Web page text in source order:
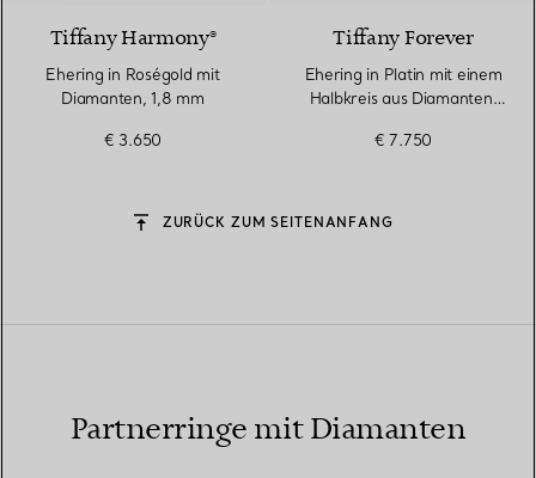
Tiffany Harmony®
Ehering in Roségold mit
Diamanten, 1,8 mm
€ 3.650
Tiffany Forever
Ehering in Platin mit einem
Halbkreis aus Diamanten,
€ 7.750
ZURÜCK ZUM SEITENANFANG
Partnerringe mit Diamanten